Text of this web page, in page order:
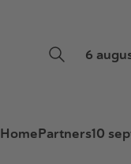
6
HomePartners10